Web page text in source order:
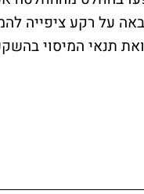
על רקע ציפייה
תנאי המיסוי